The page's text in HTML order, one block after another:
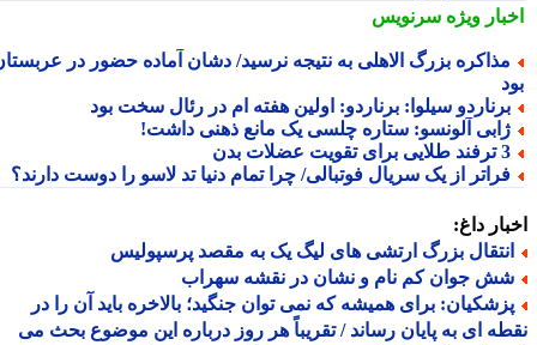
ویژهسرنویس
بزرگ الاهلی به نتیجه نرسید/ دشان آماده حضور در عربستان
سیلوا: برناردو: اولین هفته ام در رئال سخت بود
آلونسو: ستاره چلسی یک مانع ذهنی داشت!
از یک سریال فوتبالی/ چرا تمام دنیا تد لاسو را دوست دارند؟
داغ:
بزرگ ارتشی های لیگ یک به مقصد پرسپولیس
جوان کم نام و نشان در نقشه سهراب
برای همیشه که نمی توان جنگید؛ بالاخره باید آن را در
ای به پایان رساند / تقریباً هر روز درباره این موضوع بحث می